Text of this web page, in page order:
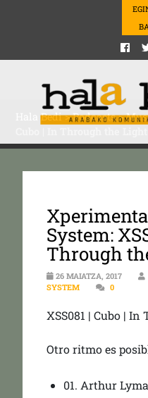
Hala Bedi>Podcasts>
System:
Through
26 MAIATZA, 2017
SYSTEM
0
XSS081 | Cubo |
Otro ritmo es
01. Arthur